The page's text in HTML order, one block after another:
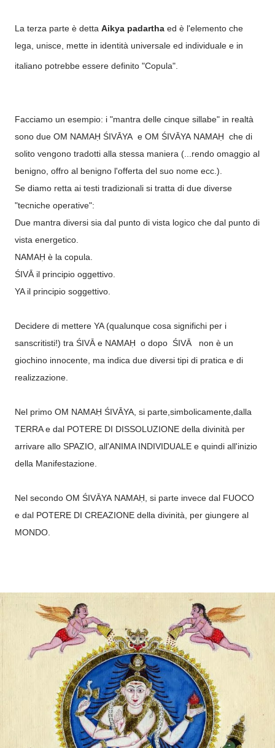
La terza parte è detta Aikya padartha ed è l'elemento che
lega, unisce, mette in identità universale ed individuale e in
italiano potrebbe essere definito "Copula".
Facciamo un esempio: i "mantra delle cinque sillabe" in realtà
sono due OM NAMAḤ ŚIVĀYA e OM ŚIVĀYA NAMAḤ che di
solito vengono tradotti alla stessa maniera (...rendo omaggio al
benigno, offro al benigno l'offerta del suo nome ecc.).
Se diamo retta ai testi tradizionali si tratta di due diverse
"tecniche operative":
Due mantra diversi sia dal punto di vista logico che dal punto di
vista energetico.
NAMAḤ è la copula.
ŚIVĀ il principio oggettivo.
YA il principio soggettivo.
Decidere di mettere YA (qualunque cosa significhi per i
sanscritisti!) tra ŚIVĀ e NAMAḤ o dopo ŚIVĀ
non è un
giochino innocente, ma indica due diversi tipi di pratica e di
realizzazione.
Nel primo OM NAMAḤ ŚIVĀYA, si parte,simbolicamente,dalla
TERRA e dal POTERE DI DISSOLUZIONE della divinità per
arrivare allo SPAZIO, all'ANIMA INDIVIDUALE e quindi all'inizio
della Manifestazione.
Nel secondo OM ŚIVĀYA NAMAḤ, si parte invece dal FUOCO
e dal POTERE DI CREAZIONE della divinità, per giungere al
MONDO.